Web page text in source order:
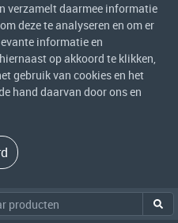
verzamelt daarmee informatie
deze te analyseren en om er
informatie en
op akkoord te klikken,
gebruik van cookies en het
hand daarvan door ons en